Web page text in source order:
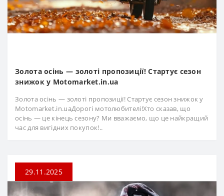
Золота осінь — золоті пропозиції! Стартує сезон
знижок у Motomarket.in.ua
Золота осінь — золоті пропозиції! Стартує сезон знижок у
Motomarket.in.uaДорогі мотолюбителі!Хто сказав, що
осінь — це кінець сезону? Ми вважаємо, що це найкращий
час для вигідних покупок!..
29.11.2025